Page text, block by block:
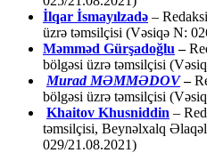
İlqar İsmayılzadə –
üzrə təmsilçisi (Vəsiqə N:
Məmməd Gürşadoğlu –
bölgəsi üzrə təmsilçisi
Murad MƏMMƏDOV –
bölgəsi üzrə təmsilçisi
Khaitov Khusniddin –
təmsilçisi, Beynəlxalq
029/21.08.2021)